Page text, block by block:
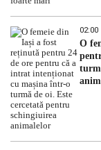
02:00
O